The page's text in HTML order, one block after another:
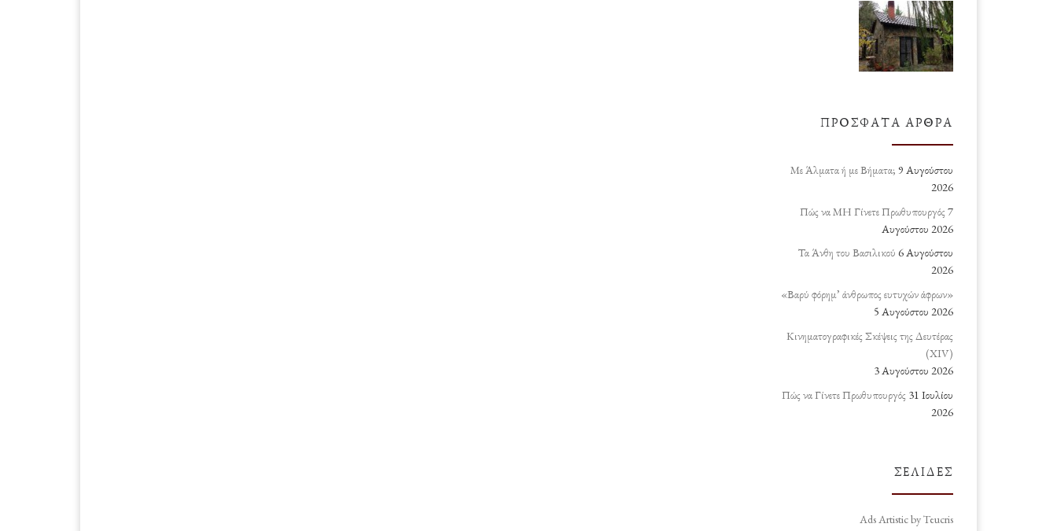
ΠΡΌΣΦΑΤΑ ΆΡΘΡΑ
Με Άλματα ή με Βήματα; 9 Αυγούστου
2026
Πώς να ΜΗ Γίνετε Πρωθυπουργός 7
Αυγούστου 2026
Τα Άνθη του Βασιλικού 6 Αυγούστου
2026
«Βαρύ φόρημ’ άνθρωπος ευτυχών άφρων»
5 Αυγούστου 2026
Κινηματογραφικές Σκέψεις της Δευτέρας
(ΧΙV)
3 Αυγούστου 2026
Πώς να Γίνετε Πρωθυπουργός 31 Ιουλίου
2026
ΣΕΛΊΔΕΣ
Ads Artistic by Teucris